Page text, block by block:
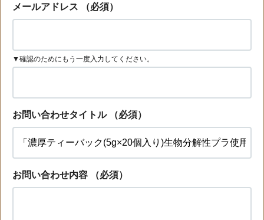
メールアドレス （必須）
▼確認のためにもう一度入力してください。
お問い合わせタイトル （必須）
お問い合わせ内容 （必須）